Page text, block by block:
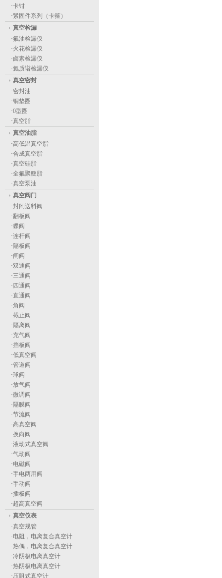
·卡钳
·紧固件系列（卡箍）
真空检漏
·氟油检漏仪
·火花检漏仪
·卤素检漏仪
·氦质谱检漏仪
真空密封
·密封油
·铜垫圈
·0型圈
·真空脂
真空油脂
·高低温真空脂
·合成真空脂
·真空硅脂
·全氟聚醚脂
·真空泵油
真空阀门
·封闭送料阀
·翻板阀
·蝶阀
·连杆阀
· 隔板阀
·闸阀
·双通阀
·三通阀
· 四通阀
·直通阀
·角阀
·截止阀
· 隔离阀
·充气阀
·挡板阀
·低真空阀
·管道阀
·球阀
·放气阀
·微调阀
· 隔膜阀
·节流阀
·高真空阀
·换向阀
·液动式真空阀
·气动阀
·电磁阀
·手电两用阀
·手动阀
·插板阀
·超高真空阀
真空仪表
·真空规管
·电阻，电离复合真空计
·热偶，电离复合真空计
·冷阴极电离真空计
·热阴极电离真空计
·压阻式真空计